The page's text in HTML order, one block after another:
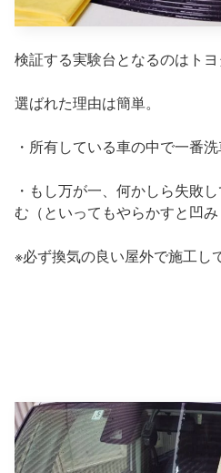
検証する実験台となるのはト
選ばれた理由は簡単。
・所有している車の中で一番
・もし万が一、何かしら失敗
む（といってもやらかすと凹
※必ず換気の良い屋外で施工し